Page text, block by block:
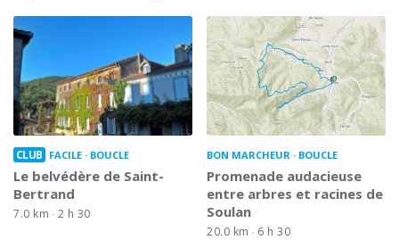
CLUB FACILE BOUCLE
Le belvédère de Saint-
Bertrand
7.0 km 2 h 30
BON MARCHEUR BOUCLE
Promenade audacieuse
entre arbres et racines de
Soulan
20.0 km 6 h 30